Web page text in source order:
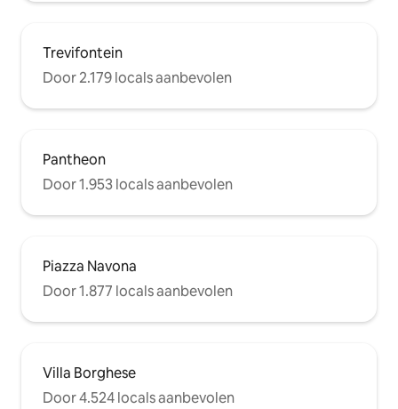
Trevifontein
Door 2.179 locals aanbevolen
Pantheon
Door 1.953 locals aanbevolen
Piazza Navona
Door 1.877 locals aanbevolen
Villa Borghese
Door 4.524 locals aanbevolen